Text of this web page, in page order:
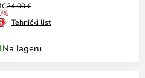
24,00 €
Tehnički list
Na lageru